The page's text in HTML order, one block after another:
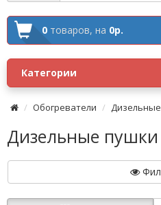
0 товаров, на 0р.
Категории
Обогреватели
Дизельные пушки